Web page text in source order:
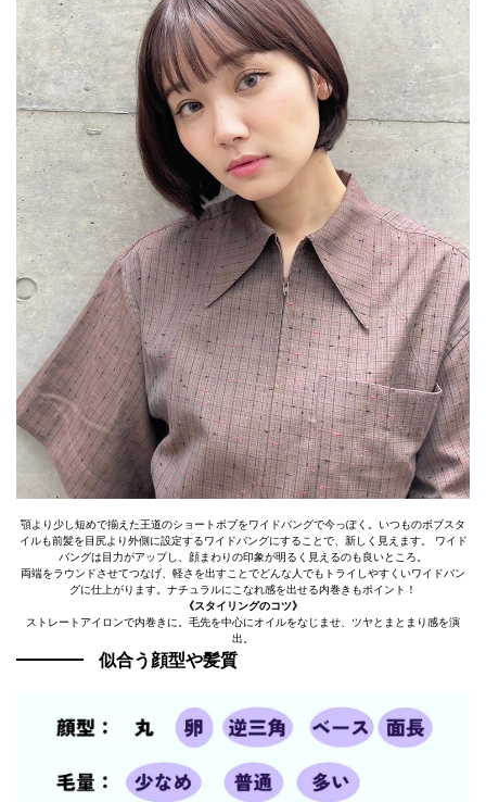
顎より少し短めで揃えた王道のショートボブをワイドバングで今っぽく。いつものボブスタ
イルも前髪を目尻より外側に設定するワイドバングにすることで、新しく見えます。 ワイド
バングは目力がアップし、顔まわりの印象が明るく見えるのも良いところ。
両端をラウンドさせてつなげ、軽さを出すことでどんな人でもトライしやすくいワイドバン
グに仕上がります。ナチュラルにこなれ感を出せる内巻きもポイント！
《スタイリングのコツ》
ストレートアイロンで内巻きに。毛先を中心にオイルをなじませ、ツヤとまとまり感を演
出。
似合う顔型や髪質